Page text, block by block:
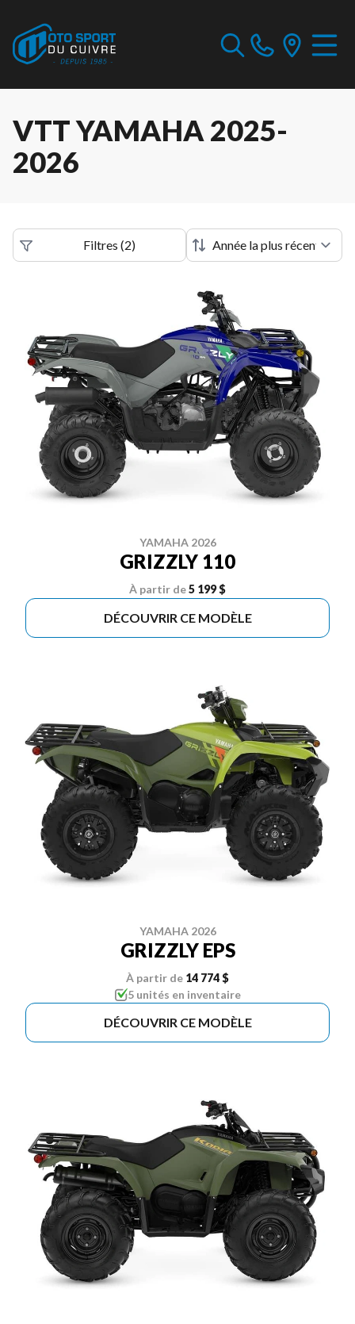
VTT YAMAHA 2025-
2026
Filtres (2)
YAMAHA 2026
GRIZZLY 110
À partir de5 199 $
DÉCOUVRIR CE MODÈLE
YAMAHA 2026
GRIZZLY EPS
À partir de 14 774 $
5 unités en inventaire
DÉCOUVRIR CE MODÈLE